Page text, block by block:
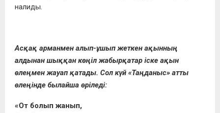
налиды.
Асқақ арманмен алып-ұшып жеткен ақынның
алдынан шыққан көңіл жабырқатар іске ақын
өлеңмен жауап қатады. Сол күй «Таңданыс» атты
өлеңінде былайша өріледі:
«От болып жанып,